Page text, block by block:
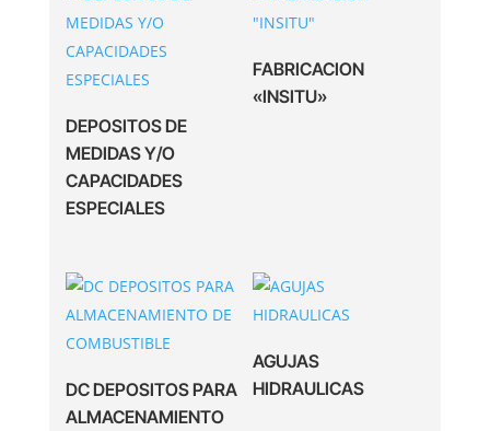
DEPOSITOS DE
MEDIDAS Y/O
CAPACIDADES
ESPECIALES
FABRICACION
«INSITU»
DC DEPOSITOS PARA
ALMACENAMIENTO
AGUJAS
HIDRAULICAS